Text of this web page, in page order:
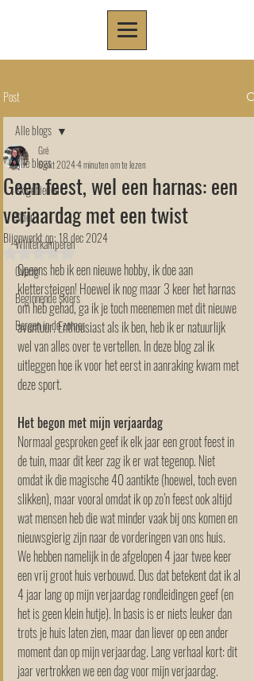
Post
Alle blogs
Skigebieden
Skiën
Winterkamperen
Overig
Beginnende skiërs
Bergen in de zomer
Alle blogs
Geen feest, wel een harnas: een
verjaardag met een twist
Gré
6 okt 20244 minuten om te lezen
Bijgewerkt op:18 dec 2024
Beoordeeld met NaN uit 5 sterren.
Opeens heb ik een nieuwe hobby, ik doe aan
klettersteigen! Hoewel ik nog maar 3 keer het harnas
om heb gehad, ga ik je toch meenemen met dit nieuwe
avontuur. Enthousiast als ik ben, heb ik er natuurlijk
wel van alles over te vertellen. In deze blog zal ik
uitleggen hoe ik voor het eerst in aanraking kwam met
deze sport.
Het begon met mijn verjaardag
Normaal gesproken geef ik elk jaar een groot feest in
de tuin, maar dit keer zag ik er wat tegenop. Niet
omdat ik die magische 40 aantikte (hoewel, toch even
slikken), maar vooral omdat ik op zo’n feest ook altijd
wat mensen heb die wat minder vaak bij ons komen en
nieuwsgierig zijn naar de vorderingen van ons huis.
We hebben namelijk in de afgelopen 4 jaar twee keer
een vrij groot huis verbouwd. Dus dat betekent dat ik al
4 jaar lang op mijn verjaardag rondleidingen geef (en
het is geen klein hutje). In basis is er niets leuker dan
trots je huis laten zien, maar dan liever op een ander
moment dan op mijn verjaardag. Lang verhaal kort: dit
jaar vertrokken we een dag voor mijn verjaardag.